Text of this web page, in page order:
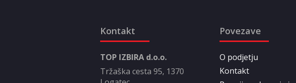
Kontakt
TOP IZBIRA d.o.o.
Tržaška cesta 95, 1370
Povezave
O podjetju
Kontakt